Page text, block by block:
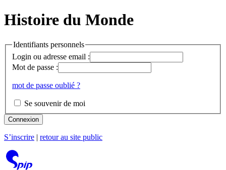
Histoire du Monde
Identifiants personnels
Login ou adresse email :
Mot de passe :
mot de passe oublié ?
Se souvenir de moi
Connexion
S’inscrire retour au site public